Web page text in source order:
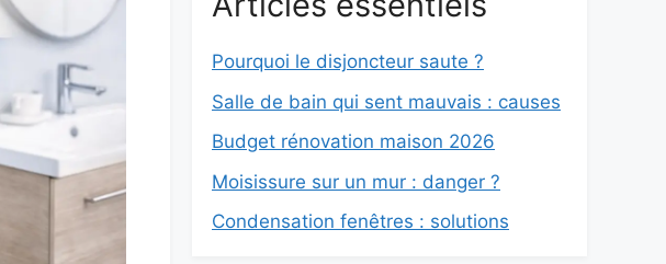
Pourquoi le disjoncteur saute ?
Salle de bain qui sent mauvais : causes
Budget rénovation maison 2026
Moisissure sur un mur : danger ?
Condensation fenêtres : solutions